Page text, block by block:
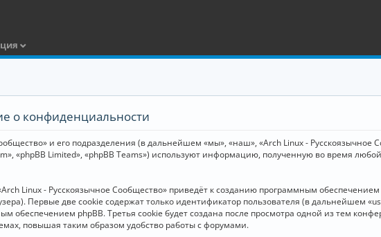
о конфиденциальности
и его подразделения (в дальнейшем «мы», «наш», «Arch Linux - Русскоязычное
«phpBB Limited», «phpBB Teams») используют информацию, полученную во время
Linux - Русскоязычное Сообщество» приведёт к созданию программным
Первые две cookie содержат только идентификатор пользователя (в дальнейшем
phpBB. Третья cookie будет создана после просмотра одной из тем
повышая таким образом удобство работы с форумами.